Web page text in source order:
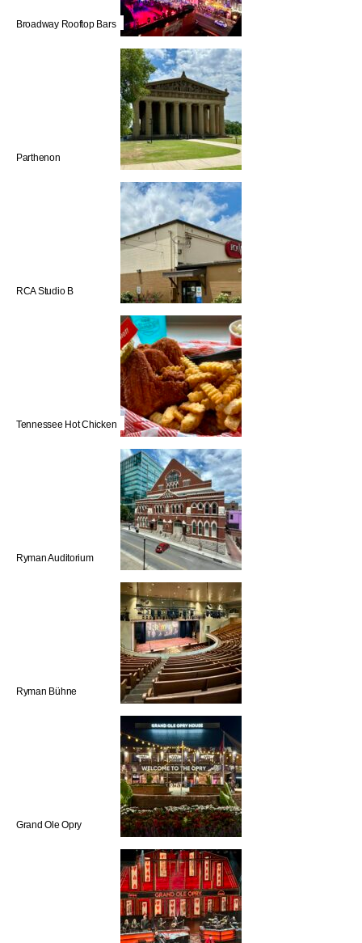
Broadway Rooftop Bars
Parthenon
RCA Studio B
Tennessee Hot Chicken
Ryman Auditorium
Ryman Bühne
Grand Ole Opry